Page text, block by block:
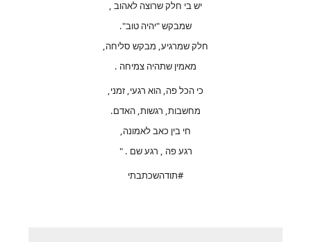
יש בי חלק שרוצה לאהוב ,
שמבקש "יהיה טוב".
חלק שמרגיע, מבקש סליחה,
מאמין שתהיה צמיחה .
כי הכל פה, הוא רגעי, זמני,
מחשבות, רגשות, האדם.
חי בין כאב לאמונה,
רגע פה , רגע שם . "
#תודהשכתבתי